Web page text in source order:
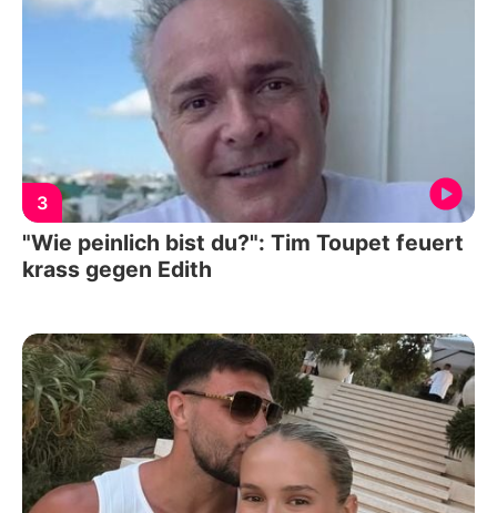
3
"Wie peinlich bist du?": Tim Toupet feuert
krass gegen Edith